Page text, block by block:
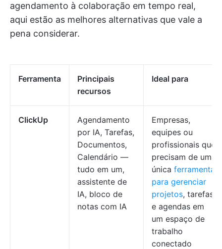
agendamento à colaboração em tempo real,
aqui estão as melhores alternativas que vale a
pena considerar.
Ferramenta
Principais
recursos
Ideal para
ClickUp
Agendamento
por IA, Tarefas,
Documentos,
Calendário —
tudo em um,
assistente de
IA, bloco de
notas com IA
Empresas,
equipes ou
profissionais que
precisam de uma
única ferramenta
para gerenciar
projetos, tarefas
e agendas em
um espaço de
trabalho
conectado